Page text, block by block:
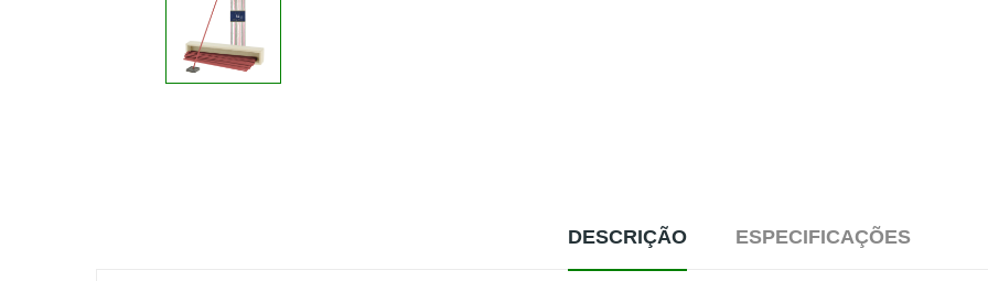
DESCRIÇÃO ESPECIFICAÇÕES